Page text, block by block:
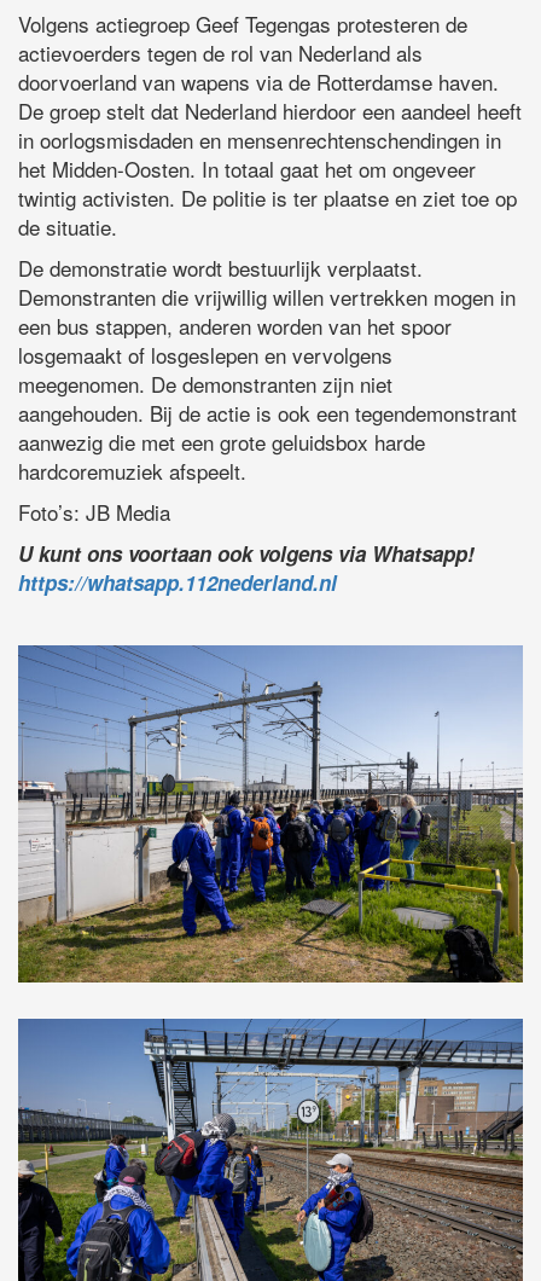
Volgens actiegroep Geef Tegengas protesteren de
actievoerders tegen de rol van Nederland als
doorvoerland van wapens via de Rotterdamse haven.
De groep stelt dat Nederland hierdoor een aandeel heeft
in oorlogsmisdaden en mensenrechtenschendingen in
het Midden-Oosten. In totaal gaat het om ongeveer
twintig activisten. De politie is ter plaatse en ziet toe op
de situatie.
De demonstratie wordt bestuurlijk verplaatst.
Demonstranten die vrijwillig willen vertrekken mogen in
een bus stappen, anderen worden van het spoor
losgemaakt of losgeslepen en vervolgens
meegenomen. De demonstranten zijn niet
aangehouden. Bij de actie is ook een tegendemonstrant
aanwezig die met een grote geluidsbox harde
hardcoremuziek afspeelt.
Foto’s: JB Media
U kunt ons voortaan ook volgens via Whatsapp!
https://whatsapp.112nederland.nl